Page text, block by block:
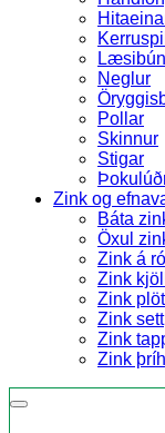
Neglur
Pollar
Skinnur
Stigar
Zink og
Báta
Öxul
Zink á ró
Zink
Zink
Zink sett
Zink
Zink